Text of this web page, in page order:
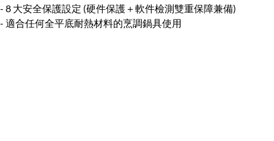
- 8 大安全保護設定 (硬件保護＋軟件檢測雙重保障兼備)
- 適合任何全平底耐熱材料的烹調鍋具使用